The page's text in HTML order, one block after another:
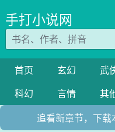
手打小说网
首页 玄幻 武
科幻
言情 其
追看新章节，下